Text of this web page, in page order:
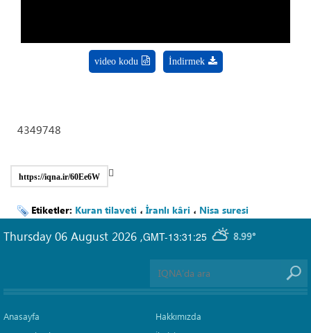
video kodu İndirmek
4349748
https://iqna.ir/60Ee6W
Etiketler: Kuran tilaveti ، İranlı kâri ، Nisa suresi
GMT-13:31:25 8.99°
Thursday 06 August 2026 ,
Anasayfa
Hakkımızda